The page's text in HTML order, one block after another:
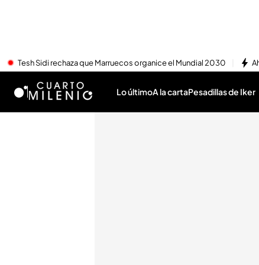
Tesh Sidi rechaza que Marruecos organice el Mundial 2030
Lo últimoA la cartaPesadillas de Iker